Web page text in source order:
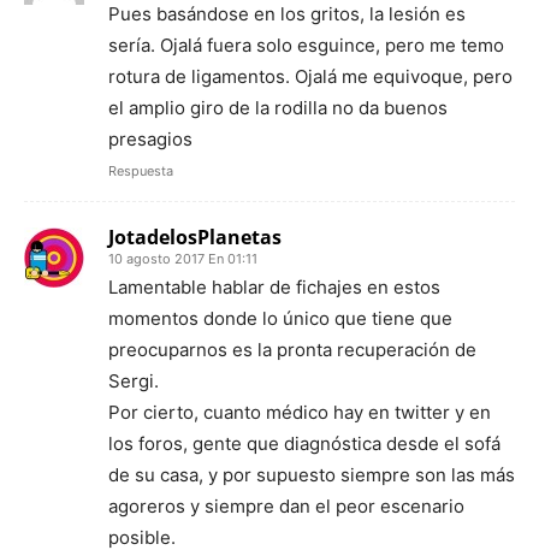
Pues basándose en los gritos, la lesión es
sería. Ojalá fuera solo esguince, pero me temo
rotura de ligamentos. Ojalá me equivoque, pero
el amplio giro de la rodilla no da buenos
presagios
Respuesta
JotadelosPlanetas
10 agosto 2017 En 01:11
Lamentable hablar de fichajes en estos
momentos donde lo único que tiene que
preocuparnos es la pronta recuperación de
Sergi.
Por cierto, cuanto médico hay en twitter y en
los foros, gente que diagnóstica desde el sofá
de su casa, y por supuesto siempre son las más
agoreros y siempre dan el peor escenario
posible.